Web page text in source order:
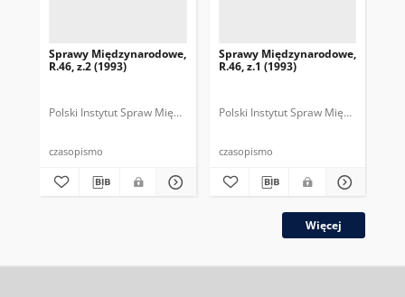
Sprawy Międzynarodowe,
R.46, z.2 (1993)
Polski Instytut Spraw Międzynarodowych. Polska Fundacja Spraw
czasopismo
Sprawy Międzynarodowe,
R.46, z.1 (1993)
Polski Instytut Spraw
czasopismo
Więcej